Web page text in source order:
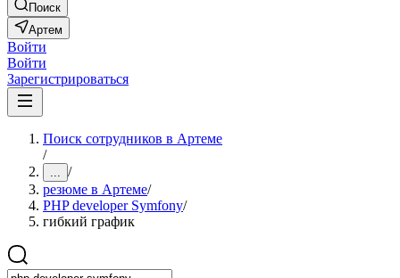
Поиск
Артем
Войти
Войти
Зарегистрироваться
Поиск сотрудников в Артеме
/
... /
резюме в Артеме/
PHP developer Symfony/
гибкий график